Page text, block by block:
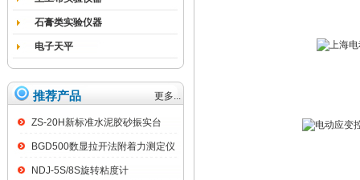
石膏类实验仪器
电子天平
推荐产品 更多...
ZS-20H新标准水泥胶砂振实台
BGD500数显拉开法附着力测定仪
NDJ-5S/8S旋转粘度计